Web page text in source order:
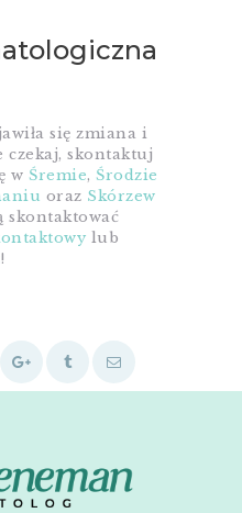
się zmiana i
czekaj, skontaktuj
w Śremie, Środzie
oraz Skórzew
skontaktować
lub
!